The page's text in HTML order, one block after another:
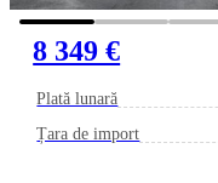
8 349 €
Plată lunară
Țara de import